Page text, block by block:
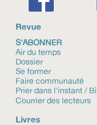
Revue
S'ABONNER
Air du temps
Dossier
Se former
Faire communauté
Prier dans l'instant /
Courrier des lecteurs
Livres